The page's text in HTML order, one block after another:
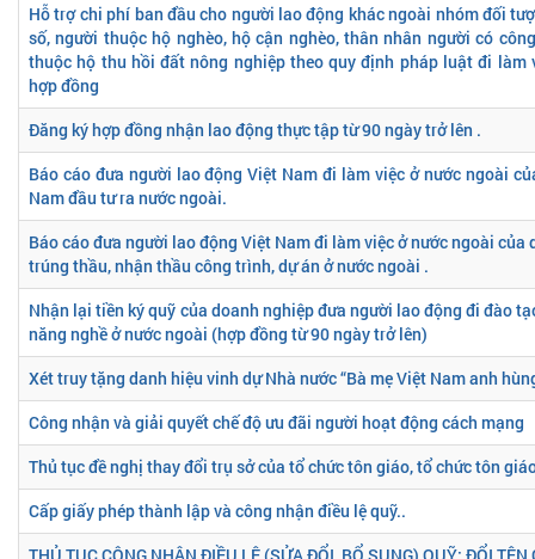
Hỗ trợ chi phí ban đầu cho người lao động khác ngoài nhóm đối
số, người thuộc hộ nghèo, hộ cận nghèo, thân nhân người có
thuộc hộ thu hồi đất nông nghiệp theo quy định pháp luật đi làm
hợp đồng
Đăng ký hợp đồng nhận lao động thực tập từ 90 ngày trở lên .
Báo cáo đưa người lao động Việt Nam đi làm việc ở nước ngoài
Nam đầu tư ra nước ngoài.
Báo cáo đưa người lao động Việt Nam đi làm việc ở nước ngoài của
trúng thầu, nhận thầu công trình, dự án ở nước ngoài .
Nhận lại tiền ký quỹ của doanh nghiệp đưa người lao động đi đào
năng nghề ở nước ngoài (hợp đồng từ 90 ngày trở lên)
Xét truy tặng danh hiệu vinh dự Nhà nước “Bà mẹ Việt Nam anh
Công nhận và giải quyết chế độ ưu đãi người hoạt động cách mạng
Thủ tục đề nghị thay đổi trụ sở của tổ chức tôn giáo, tổ chức tôn
Cấp giấy phép thành lập và công nhận điều lệ quỹ..